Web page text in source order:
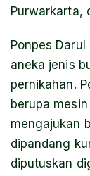
Purwarkarta,
Ponpes
aneka jenis
pernikahan.
berupa
mengajukan
dipandang
diputuskan